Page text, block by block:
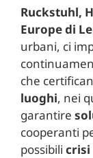
Ruckstuhl,
Europe di
urbani, ci
che
luoghi, nei
garantire
cooperanti
possibili crisi